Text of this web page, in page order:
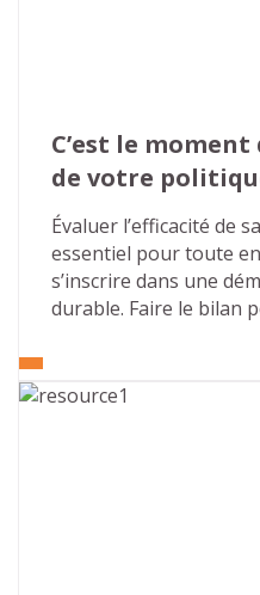
C’est le
de votre
Évaluer l’efficacité de
essentiel pour toute
s’inscrire dans une
durable. Faire le bilan
d’identifier les axes
vous présente les